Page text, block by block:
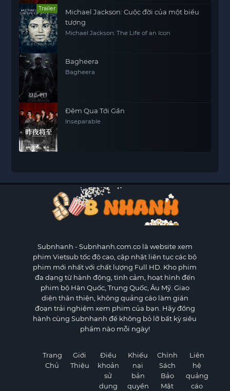
Trailer
Michael Jackson: Cuộc đời của một biểu
tượng
Michael Jackson: The Life of an Icon
Bagheera
Bagheera
Đêm Qua Tới Gần
Inseparable
Subnhanh - Subnhanh.com.co là website xem
phim Vietsub tốc độ cao, cập nhật liên tục các bộ
phim mới nhất với chất lượng Full HD. Kho phim
đa dạng từ hành động, tình cảm, hoạt hình đến
phim bộ Hàn Quốc, Trung Quốc, Âu Mỹ. Giao
diện thân thiện, không quảng cáo làm gián
đoạn trải nghiệm xem phim của bạn. Hãy đồng
hành cùng Subnhanh để không bỏ lỡ bất kỳ siêu
phẩm nào mỗi ngày!
Trang
Chủ
Giới
Thiệu
Điều
khoản
sử
dụng
Khiếu
nại
bản
quyền
Chính
Sách
Bảo
Mật
Liên
hệ
quảng
cáo